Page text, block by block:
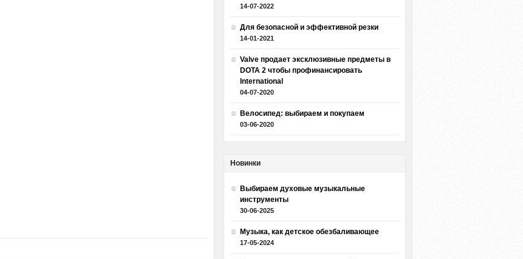
14-07-2022
Для безопасной и эффективной резки
14-01-2021
Valve продает эксклюзивные предметы в
DOTA 2 чтобы профинансировать
International
04-07-2020
Велосипед: выбираем и покупаем
03-06-2020
Новинки
Выбираем духовые музыкальные
инструменты
30-06-2025
Музыка, как детское обезбаливающее
17-05-2024